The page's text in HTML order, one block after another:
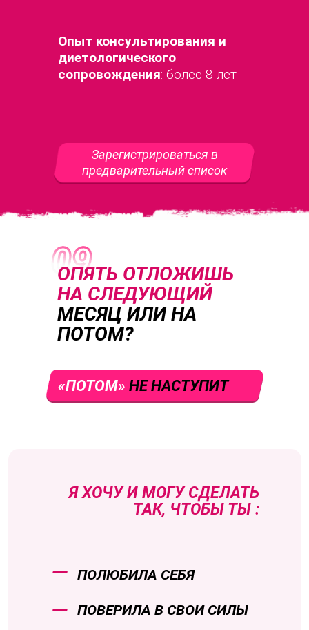
Опыт консультирования и
диетологического
сопровождения: более 8 лет
Зарегистрироваться в
предварительный список
ОПЯТЬ ОТЛОЖИШЬ
НА СЛЕДУЮЩИЙ
МЕСЯЦ ИЛИ НА
ПОТОМ?
«ПОТОМ» НЕ НАСТУПИТ
Я ХОЧУ И МОГУ СДЕЛАТЬ
ТАК, ЧТОБЫ ТЫ :
ПОЛЮБИЛА СЕБЯ
ПОВЕРИЛА В СВОИ СИЛЫ